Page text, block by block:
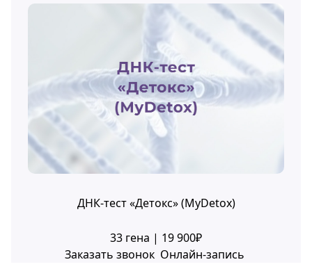
ДНК-тест «Детокс» (MyDetox)
33 гена | 19 900₽
Заказать звонок Онлайн-запись